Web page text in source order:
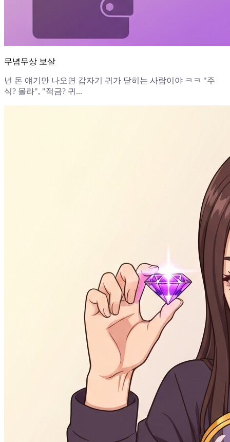
무념무상 보살
넌 돈 얘기만 나오면 갑자기 귀가 닫히는 사람이야 ㅋㅋ "주
식? 몰라", "적금? 귀...